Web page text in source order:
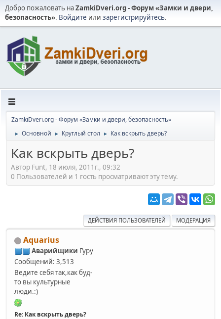
Добро пожаловать наZamkiDveri.org - Форум «Замки и двери,
безопасность». Войдите или зарегистрируйтесь.
ZamkiDveri.org - Форум «Замки и двери, безопасность»
► Основной ► Круглый стол ► Как вскрыть дверь?
Как вскрыть дверь?
Автор Funt, 18 июля, 2011г., 09:32
0 Пользователей и 1 гость просматривают эту тему.
ДЕЙСТВИЯ ПОЛЬЗОВАТЕЛЕЙ МОДЕРАЦИЯ
Aquarius
Аварийщики Гуру
Сообщений: 3,513
Ведите себя так,как буд-
то вы культурные
люди.:)
Re: Как вскрыть дверь?